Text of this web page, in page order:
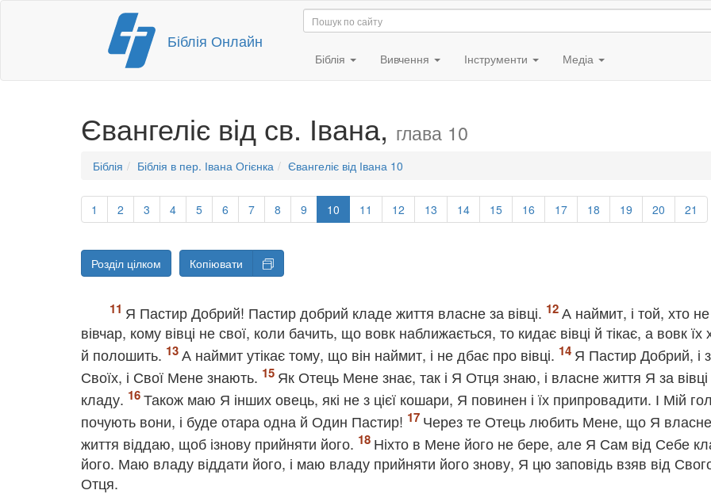
Перейти
вмісту
Біблія Онлайн
Біблія Вивчення Інструменти Медіа
Євангеліє від св. Івана, глава 10
Біблія Біблія в пер. Івана Огієнка Євангеліє від Івана 10
1 2 3 4 5 6 7 8 9 10 11 12 13 14 15 16 17 18 19 20 21
Розділ цілком Копіювати
Я Пастир Добрий! Пастир добрий кладе життя власне за вівці.
А наймит, і той, хто не
вівчар, кому вівці не свої, коли бачить, що вовк наближається, то кидає вівці й тікає, а вовк їх
й полошить.
А наймит утікає тому, що він наймит, і не дбає про вівці.
Я Пастир Добрий, і
Своїх, і Свої Мене знають.
Як Отець Мене знає, так і Я Отця знаю, і власне життя Я за вівці
кладу.
Також маю Я інших овець, які не з цієї кошари, Я повинен і їх припровадити. І Мій
почують вони, і буде отара одна й Один Пастир!
Через те Отець любить Мене, що Я власне
життя віддаю, щоб ізнову прийняти його.
Ніхто в Мене його не бере, але Я Сам від Себе
його. Маю владу віддати його, і маю владу прийняти його знову, Я цю заповідь взяв від
Отця.